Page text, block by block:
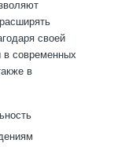
своей
современных
в